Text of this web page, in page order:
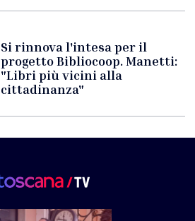
Si rinnova l'intesa per il
progetto Bibliocoop. Manetti:
"Libri più vicini alla
cittadinanza"